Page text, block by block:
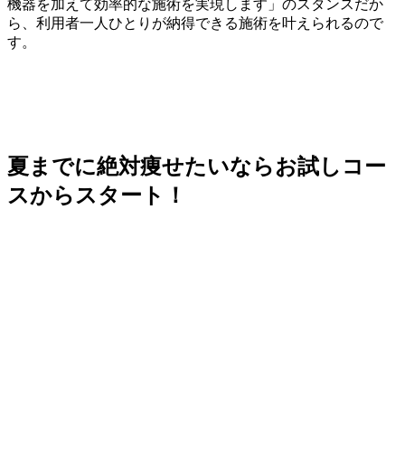
機器を加えて効率的な施術を実現します」のスタンスだか
ら、利用者一人ひとりが納得できる施術を叶えられるので
す。
夏までに絶対痩せたいならお試しコー
スからスタート！